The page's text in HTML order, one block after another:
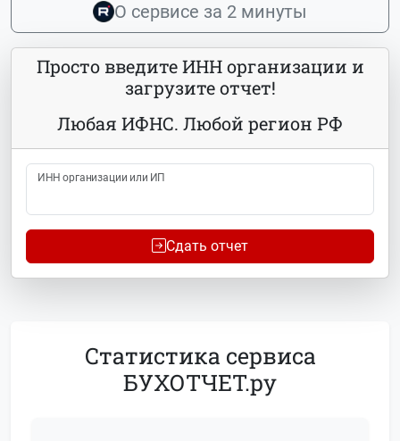
О сервисе за 2 минуты
Просто введите ИНН организации и
загрузите отчет!
Любая ИФНС. Любой регион РФ
ИНН организации или ИП
Сдать отчет
Статистика сервиса
БУХОТЧЕТ.ру